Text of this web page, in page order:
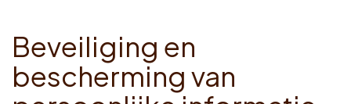
Beveiliging en
bescherming van